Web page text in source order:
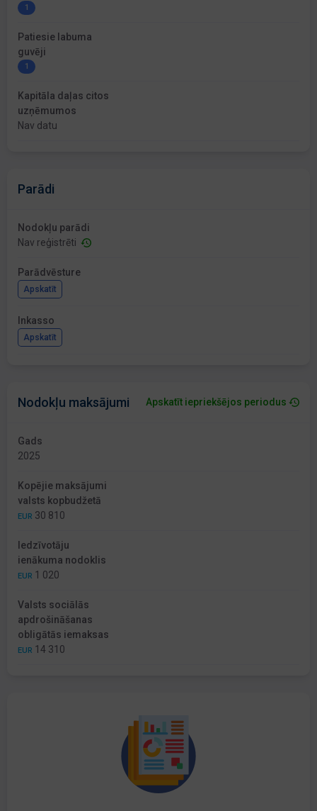
1
Patiesie labuma
guvēji
1
Kapitāla daļas citos
uzņēmumos
Nav datu
Parādi
Nodokļu parādi
Nav reģistrēti
Parādvēsture
Apskatīt
Inkasso
Apskatīt
Nodokļu maksājumi Apskatīt iepriekšējos periodus
Gads
2025
Kopējie maksājumi
valsts kopbudžetā
EUR 30 810
Iedzīvotāju
ienākuma nodoklis
EUR 1 020
Valsts sociālās
apdrošināšanas
obligātās iemaksas
EUR 14 310